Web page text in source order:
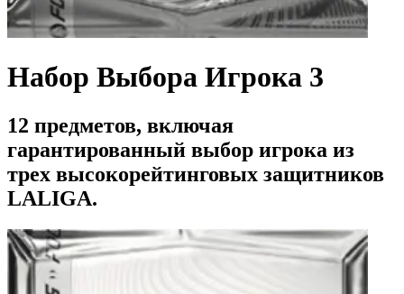
Набор Выбора Игрока 3
12 предметов, включая
гарантированный выбор игрока из
трех высокорейтинговых защитников
LALIGA.